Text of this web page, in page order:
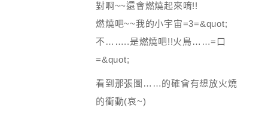
對啊~~還會燃燒起來唷!!
燃燒吧~~我的小宇宙=3=&quot;
不……..是燃燒吧!!火鳥……=口
=&quot;
看到那張圖……的確會有想放火燒
的衝動(哀~)